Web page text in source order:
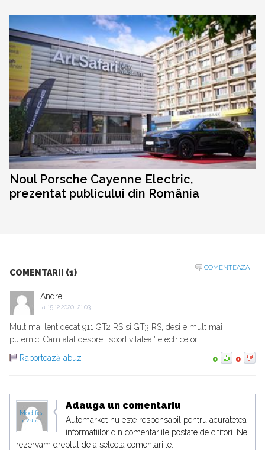
Noul Porsche Cayenne Electric,
prezentat publicului din România
COMENTARII (1)
COMENTEAZA
Andrei
la 15.12.2020, 21:03
Mult mai lent decat 911 GT2 RS si GT3 RS, desi e mult mai
puternic. Cam atat despre ''sportivitatea'' electricelor.
Raportează abuz
0 0
Modifica
avatar
Adauga un comentariu
Automarket nu este responsabil pentru acuratetea
informatiilor din comentariile postate de cititori. Ne
rezervam dreptul de a selecta comentariile.